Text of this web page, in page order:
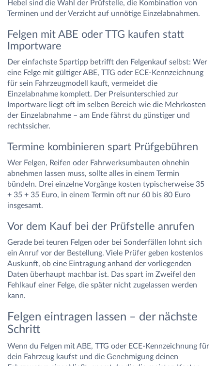
Hebel sind die Wahl der Prüfstelle, die Kombination von
Terminen und der Verzicht auf unnötige Einzelabnahmen.
Felgen mit ABE oder TTG kaufen statt
Importware
Der einfachste Spartipp betrifft den Felgenkauf selbst: Wer
eine Felge mit gültiger ABE, TTG oder ECE-Kennzeichnung
für sein Fahrzeugmodell kauft, vermeidet die
Einzelabnahme komplett. Der Preisunterschied zur
Importware liegt oft im selben Bereich wie die Mehrkosten
der Einzelabnahme – am Ende fährst du günstiger und
rechtssicher.
Termine kombinieren spart Prüfgebühren
Wer Felgen, Reifen oder Fahrwerksumbauten ohnehin
abnehmen lassen muss, sollte alles in einem Termin
bündeln. Drei einzelne Vorgänge kosten typischerweise 35
+ 35 + 35 Euro, in einem Termin oft nur 60 bis 80 Euro
insgesamt.
Vor dem Kauf bei der Prüfstelle anrufen
Gerade bei teuren Felgen oder bei Sonderfällen lohnt sich
ein Anruf vor der Bestellung. Viele Prüfer geben kostenlos
Auskunft, ob eine Eintragung anhand der vorliegenden
Daten überhaupt machbar ist. Das spart im Zweifel den
Fehlkauf einer Felge, die später nicht zugelassen werden
kann.
Felgen eintragen lassen – der nächste
Schritt
Wenn du Felgen mit ABE, TTG oder ECE-Kennzeichnung für
dein Fahrzeug kaufst und die Genehmigung deinen